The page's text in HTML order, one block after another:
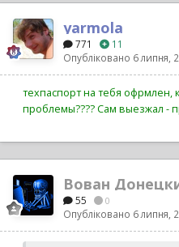
yarmola
771
11
Опубліковано 6 липня,
техпаспорт на тебя офрмлен,
проблемы???? Сам выезжал -
Вован
55 0
Опубліковано 6 липня,